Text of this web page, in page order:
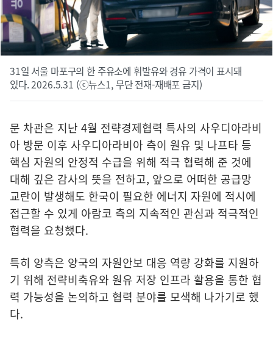
31일 서울 마포구의 한 주유소에 휘발유와 경유 가격이 표시돼
있다. 2026.5.31 (ⓒ뉴스1, 무단 전재-재배포 금지)
문 차관은 지난 4월 전략경제협력 특사의 사우디아라비
아 방문 이후 사우디아라비아 측이 원유 및 나프타 등
핵심 자원의 안정적 수급을 위해 적극 협력해 준 것에
대해 깊은 감사의 뜻을 전하고, 앞으로 어떠한 공급망
교란이 발생해도 한국이 필요한 에너지 자원에 적시에
접근할 수 있게 아람코 측의 지속적인 관심과 적극적인
협력을 요청했다.
특히 양측은 양국의 자원안보 대응 역량 강화를 지원하
기 위해 전략비축유와 원유 저장 인프라 활용을 통한 협
력 가능성을 논의하고 협력 분야를 모색해 나가기로 했
다.